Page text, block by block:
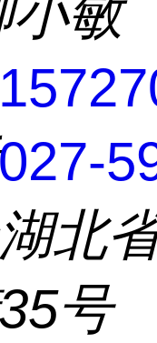
小敏
北
号